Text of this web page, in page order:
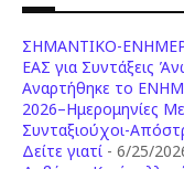
ΣΗΜΑΝΤΙΚΟ-
ΕΑΣ για Συντάξεις
Aναρτήθηκε το
2026–Ημερομηνίες
Συνταξιούχοι-
Δείτε γιατί - 6/25/